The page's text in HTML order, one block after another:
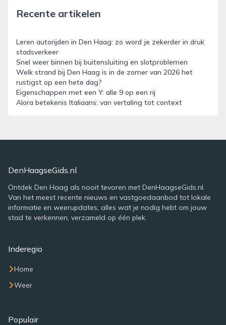
Recente artikelen
Leren autorijden in Den Haag: zo word je zekerder in druk
stadsverkeer
Snel weer binnen bij buitensluiting en slotproblemen
Welk strand bij Den Haag is in de zomer van 2026 het
rustigst op een hete dag?
Eigenschappen met een Y: alle 9 op een rij
Alora betekenis Italiaans: van vertaling tot context
DenHaagseGids.nl
Ontdek Den Haag als nooit tevoren met DenHaagseGids.nl.
Van het meest recente nieuws en vastgoedaanbod tot lokale
informatie en weerupdates, alles wat je nodig hebt om jouw
stad te verkennen, verzameld op één plek.
Inderegio
Home
Weer
Populair